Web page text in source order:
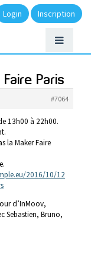
Login Inscription
Paris
#7064
13h00 à 22h00.
la Maker Faire
2016/10/12
d’InMoov,
Sebastien, Bruno,